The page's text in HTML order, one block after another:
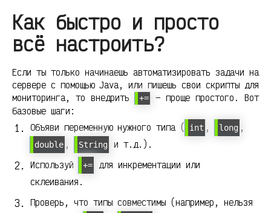
Как быстро и просто
всё настроить?
Если ты только начинаешь автоматизировать задачи на
сервере с помощью Java, или пишешь свои скрипты для
мониторинга, то внедрить
+=
— проще простого. Вот
базовые шаги:
Объяви переменную нужного типа (
int , long ,
double , String
и т.д.).
Используй
+=
для инкрементации или
склеивания.
Проверь, что типы совместимы (например, нельзя